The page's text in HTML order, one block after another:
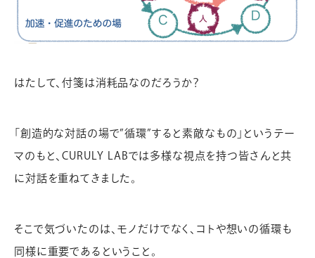
はたして、付箋は消耗品なのだろうか？
「創造的な対話の場で”循環”すると素敵なもの」というテー
マのもと、CURULY LABでは多様な視点を持つ皆さんと共
に対話を重ねてきました。
そこで気づいたのは、モノだけでなく、コトや想いの循環も
同様に重要であるということ。